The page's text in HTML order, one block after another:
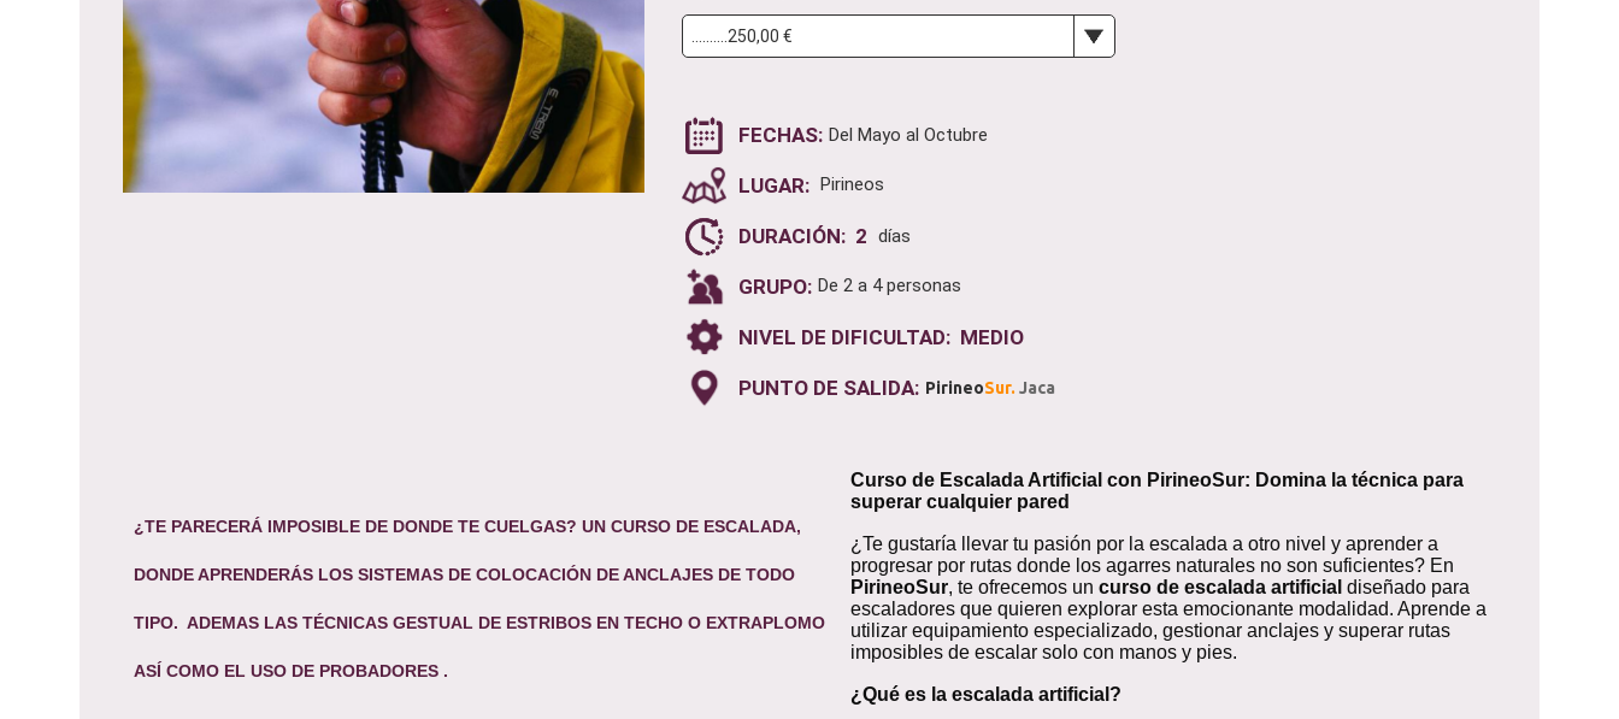
FECHAS: Del Mayo al Octubre
LUGAR: Pirineos
DURACIÓN: 2 días
GRUPO: De 2 a 4 personas
NIVEL DE DIFICULTAD: MEDIO
PUNTO DE SALIDA: PirineoSur. Jaca
¿TE PARECERÁ IMPOSIBLE DE DONDE TE CUELGAS? UN CURSO DE ESCALADA,
DONDE APRENDERÁS LOS SISTEMAS DE COLOCACIÓN DE ANCLAJES DE TODO
TIPO. ADEMAS LAS TÉCNICAS GESTUAL DE ESTRIBOS EN TECHO O EXTRAPLOMO
ASÍ COMO EL USO DE PROBADORES .
Curso de Escalada Artificial con PirineoSur: Domina la técnica para
superar cualquier pared
¿Te gustaría llevar tu pasión por la escalada a otro nivel y aprender a
progresar por rutas donde los agarres naturales no son suficientes? En
PirineoSur, te ofrecemos uncurso de escalada artificial diseñado para
escaladores que quieren explorar esta emocionante modalidad. Aprende a
utilizar equipamiento especializado, gestionar anclajes y superar rutas
imposibles de escalar solo con manos y pies.
¿Qué es la escalada artificial?